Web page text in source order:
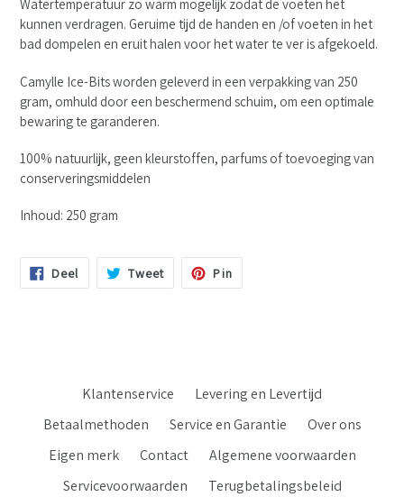
Watertemperatuur zo warm mogelijk zodat de voeten het
kunnen verdragen. Geruime tijd de handen en /of voeten in het
bad dompelen en eruit halen voor het water te ver is afgekoeld.
Camylle Ice-Bits worden geleverd in een verpakking van 250
gram, omhuld door een beschermend schuim, om een optimale
bewaring te garanderen.
100% natuurlijk, geen kleurstoffen, parfums of toevoeging van
conserveringsmiddelen
Inhoud: 250 gram
Deel TweetTweet PinPin
Klantenservice
Levering en Levertijd
Betaalmethoden
Service en Garantie
Over ons
Eigen merk
Contact
Algemene voorwaarden
Servicevoorwaarden
Terugbetalingsbeleid